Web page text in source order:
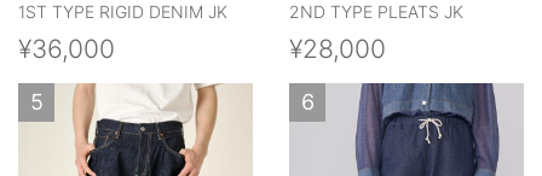
1ST TYPE RIGID DENIM JK
¥36,000
2ND TYPE PLEATS JK
¥28,000
5 6